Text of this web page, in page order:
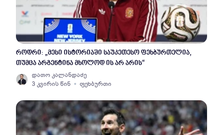
როდრი: „მესი ისტორიაში საუკეთესო ფეხბურთელია,
თუმცა არგენტინა მხოლოდ ის არ არის“
დათო კალანდაძე
3 კვირის წინ
ფეხბურთი